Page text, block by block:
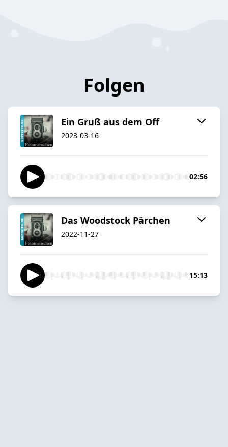
Folgen
Ein Gruß aus dem Off
2023-03-16
02:56
Das Woodstock Pärchen
2022-11-27
15:13